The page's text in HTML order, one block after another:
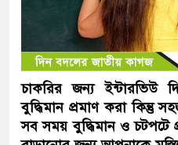
চাকরির জন্য ইন্টারভিউ
বুদ্ধিমান প্রমাণ করা কিন্তু
সব সময় বুদ্ধিমান ও চটপটে